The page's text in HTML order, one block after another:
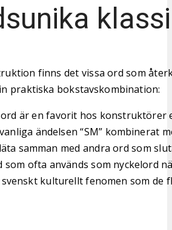
finns det vissa ord som
praktiska bokstavskombination:
är en favorit hos konstruktörer
ändelsen “SM” kombinerat
samman med andra ord som
som ofta används som nyckelord
kulturellt fenomen som de